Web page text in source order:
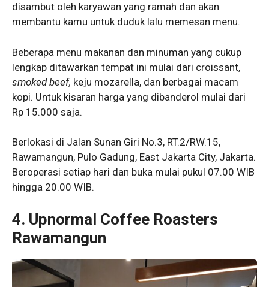
disambut oleh karyawan yang ramah dan akan
membantu kamu untuk duduk lalu memesan menu.
Beberapa menu makanan dan minuman yang cukup
lengkap ditawarkan tempat ini mulai dari croissant,
smoked beef, keju mozarella, dan berbagai macam
kopi. Untuk kisaran harga yang dibanderol mulai dari
Rp 15.000 saja.
Berlokasi di Jalan Sunan Giri No.3, RT.2/RW.15,
Rawamangun, Pulo Gadung, East Jakarta City, Jakarta.
Beroperasi setiap hari dan buka mulai pukul 07.00 WIB
hingga 20.00 WIB.
4. Upnormal Coffee Roasters
Rawamangun